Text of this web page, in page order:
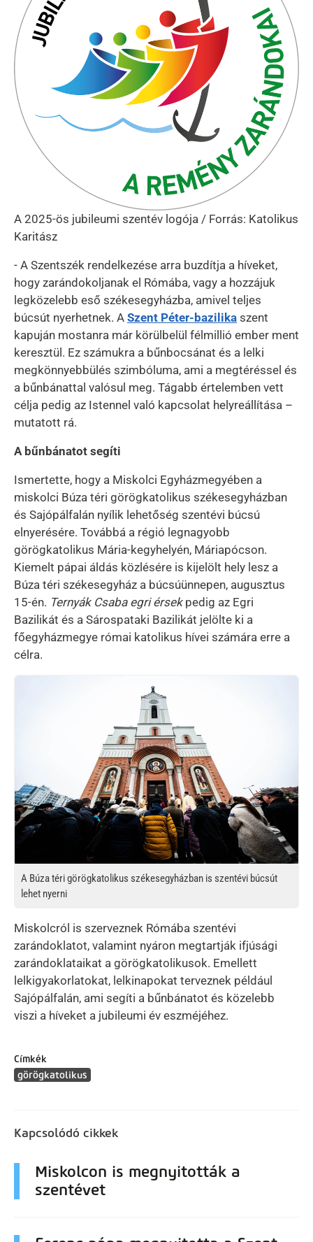
A 2025-ös jubileumi szentév logója / Forrás: Katolikus
Karitász
- A Szentszék rendelkezése arra buzdítja a híveket,
hogy zarándokoljanak el Rómába, vagy a hozzájuk
legközelebb eső székesegyházba, amivel teljes
búcsút nyerhetnek. A Szent Péter-bazilika szent
kapuján mostanra már körülbelül félmillió ember ment
keresztül. Ez számukra a bűnbocsánat és a lelki
megkönnyebbülés szimbóluma, ami a megtéréssel és
a bűnbánattal valósul meg. Tágabb értelemben vett
célja pedig az Istennel való kapcsolat helyreállítása –
mutatott rá.
A bűnbánatot segíti
Ismertette, hogy a Miskolci Egyházmegyében a
miskolci Búza téri görögkatolikus székesegyházban
és Sajópálfalán nyílik lehetőség szentévi búcsú
elnyerésére. Továbbá a régió legnagyobb
görögkatolikus Mária-kegyhelyén, Máriapócson.
Kiemelt pápai áldás közlésére is kijelölt hely lesz a
Búza téri székesegyház a búcsúünnepen, augusztus
15-én. Ternyák Csaba egri érsekpedig az Egri
Bazilikát és a Sárospataki Bazilikát jelölte ki a
főegyházmegye római katolikus hívei számára erre a
célra.
A Búza téri görögkatolikus székesegyházban is szentévi búcsút
lehet nyerni
Miskolcról is szerveznek Rómába szentévi
zarándoklatot, valamint nyáron megtartják ifjúsági
zarándoklataikat a görögkatolikusok. Emellett
lelkigyakorlatokat, lelkinapokat terveznek például
Sajópálfalán, ami segíti a bűnbánatot és közelebb
viszi a híveket a jubileumi év eszméjéhez.
Címkék
görögkatolikus
Kapcsolódó cikkek
Miskolcon is megnyitották a
szentévet